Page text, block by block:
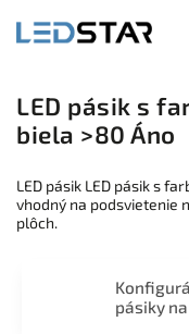
LED pásik s
biela >80 Áno
LED pásik LED pásik s
vhodný na podsvietenie
plôch.
pásiky